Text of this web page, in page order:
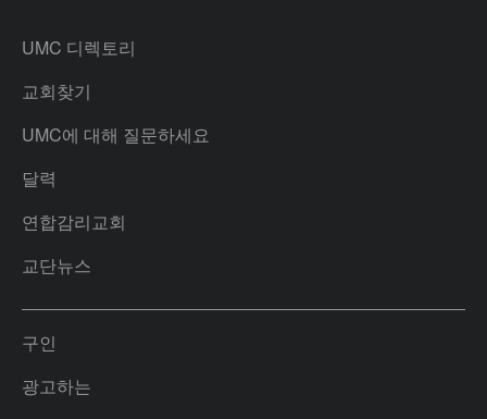
UMC 디렉토리
교회찾기
UMC에 대해 질문하세요
달력
연합감리교회
교단뉴스
구인
광고하는